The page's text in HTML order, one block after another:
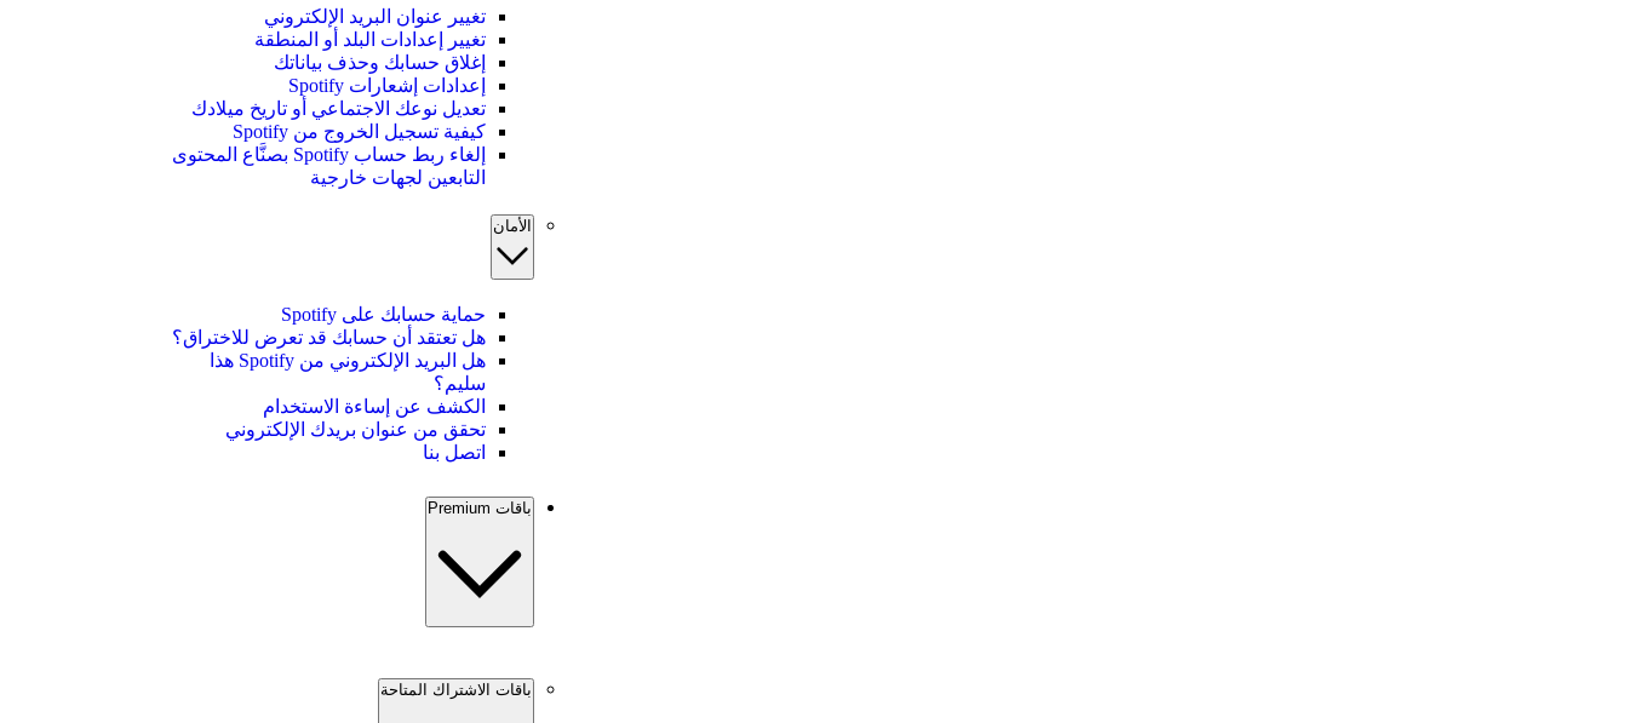
تغيير عنوان البريد الإلكتروني
تغيير إعدادات البلد أو المنطقة
إغلاق حسابك وحذف بياناتك
إعدادات إشعارات Spotify
تعديل نوعك الاجتماعي أو تاريخ ميلادك
كيفية تسجيل الخروج من Spotify
إلغاء ربط حساب Spotify بصنَّاع المحتوى
التابعين لجهات خارجية
الأمان
حماية حسابك على Spotify
هل تعتقد أن حسابك قد تعرض للاختراق؟
هل البريد الإلكتروني من Spotify هذا
سليم؟
الكشف عن إساءة الاستخدام
تحقق من عنوان بريدك الإلكتروني
اتصل بنا
باقات Premium
باقات الاشتراك المتاحة